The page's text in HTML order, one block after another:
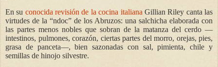
En su conocida revisión de la cocina italiana Gillian Riley canta las
virtudes de la “ndoc” de los Abruzos: una salchicha elaborada con
las partes menos nobles que sobran de la matanza del cerdo —
intestinos, pulmones, corazón, ciertas partes del morro, orejas, pies,
grasa de panceta—, bien sazonadas con sal, pimienta, chile y
semillas de hinojo silvestre.